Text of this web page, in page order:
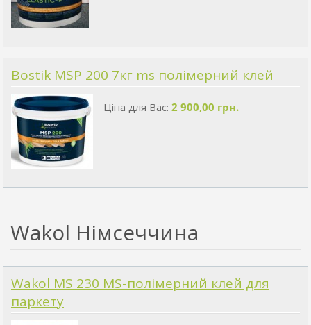
Bostik MSP 200 7кг ms полімерний клей
Ціна для Вас: 2 900,00 грн.
Wakol Німсеччина
Wakol MS 230 MS-полімерний клей для
паркету